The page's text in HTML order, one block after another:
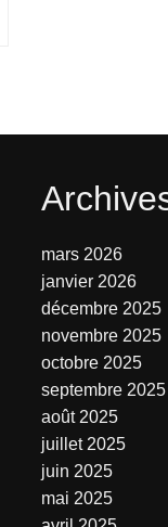
mars 2026
janvier 2026
décembre 2025
novembre 2025
octobre 2025
septembre 2025
août 2025
juillet 2025
juin 2025
mai 2025